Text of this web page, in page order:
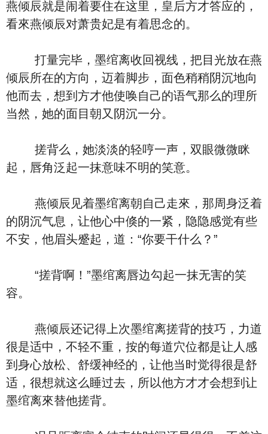
燕倾辰就是闹着要住在这里，皇后方才答应的，
看來燕倾辰对萧贵妃是有着思念的。
打量完毕，墨绾离收回视线，把目光放在燕
倾辰所在的方向，迈着脚步，面色稍稍阴沉地向
他而去，想到方才他使唤自己的语气那么的理所
当然，她的面目朝又阴沉一分。
搓背么，她淡淡的轻哼一声，双眼微微眯
起，唇角泛起一抹意味不明的笑意。
燕倾辰见着墨绾离朝自己走來，那周身泛着
的阴沉气息，让他心中倏的一紧，隐隐感觉有些
不安，他眉头蹙起，道：“你要干什么？”
“搓背啊！”墨绾离唇边勾起一抹无害的笑
容。
燕倾辰还记得上次墨绾离搓背的技巧，力道
很是适中，不轻不重，按的每道穴位都是让人感
到身心放松、舒缓神经的，让他当时觉得很是舒
适，很想就这么睡过去，所以他方才才会想到让
墨绾离來替他搓背。